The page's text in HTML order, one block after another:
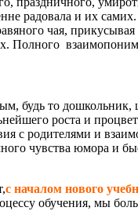
радовала и их
чая,
Полного
будь то
роста и
с родителями и
чувства юмора и
с началом нового
обучения, мы